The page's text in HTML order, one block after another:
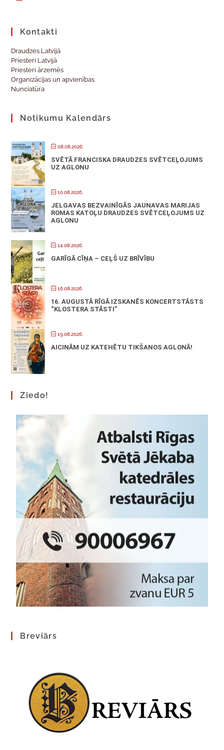
Kontakti
Draudzes Latvijā
Priesteri Latvijā
Priesteri ārzemēs
Organizācijas un apvienības
Nunciatūra
Notikumu Kalendārs
08.08.2026.
SVĒTĀ FRANCISKA DRAUDZES SVĒTCEĻOJUMS
UZ AGLONU
10.08.2026.
JELGAVAS BEZVAINĪGĀS JAUNAVAS MARIJAS
ROMAS KATOĻU DRAUDZES SVĒTCEĻOJUMS UZ
AGLONU
14.08.2026.
GARĪGĀ CĪŅA – CEĻŠ UZ BRĪVĪBU
16.08.2026.
16. AUGUSTĀ RĪGĀ IZSKANĒS KONCERTSTĀSTS
“KLOSTERA STĀSTI”
19.08.2026.
AICINĀM UZ KATEHĒTU TIKŠANOS AGLONĀ!
Ziedo!
Breviārs